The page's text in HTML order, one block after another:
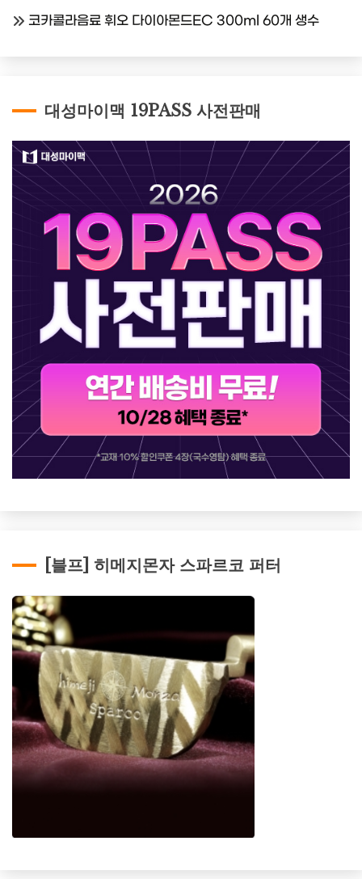
코카콜라음료 휘오 다이아몬드EC 300ml 60개 생수
대성마이맥 19PASS 사전판매
[블프] 히메지몬자 스파르코 퍼터